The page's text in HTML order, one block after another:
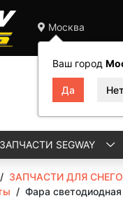
Москва
Ваш город
ЗАПЧАСТИ SEGWAY
/ ЗАПЧАСТИ ДЛЯ
/ Фара